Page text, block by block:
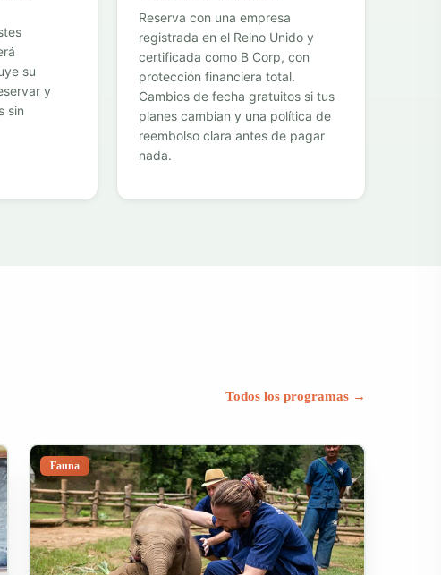
su
y
sin
Reserva con una empresa
registrada en el Reino Unido y
certificada como B Corp, con
protección financiera total.
Cambios de fecha gratuitos si tus
planes cambian y una política de
reembolso clara antes de pagar
nada.
Todos los programas →
Fauna